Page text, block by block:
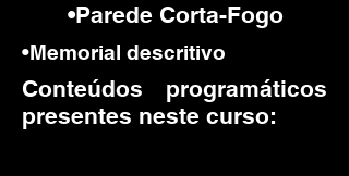
•Parede Corta-Fogo
•Memorial descritivo
Conteúdos programáticos
presentes neste curso: